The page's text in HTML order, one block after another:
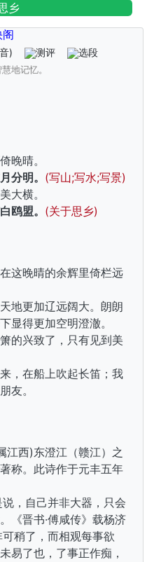
乡
) 测评 选段
地记忆。
晚晴。
分明。 (写山;写水;写景)
大横。
鸥盟。 (关于思乡)
这晚晴的余辉里倚栏远
地更加辽远阔大。朗朗
显得更加空明澄澈。
的兴致了，只有见到美
，在船上吹起长笛；我
友。
西)东澄江（赣江）之
称。此诗作于元丰五年
，自己并非大器，只会
《晋书·傅咸传》载杨济
稍了，而相观每事欲
易了也，了事正作痴，